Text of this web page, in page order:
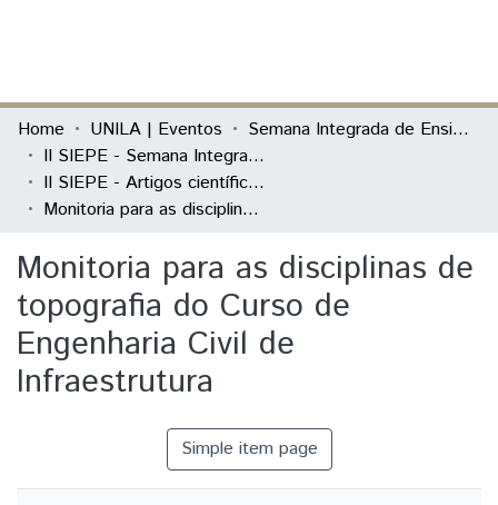
Communities & Collections
All of DSpace
Statistics
Home UNILA | Eventos
Semana Integrada de Ensino, Pesquisa e Extensão (SIEPE)
II SIEPE - Semana Integrada de Ensino, Pesquisa e Extensão
II SIEPE - Artigos científicos
Monitoria para as disciplinas de topografia do Curso de Engenharia Civil de Infraestrutura
Monitoria para as disciplinas de
topografia do Curso de
Engenharia Civil de
Infraestrutura
Simple item page